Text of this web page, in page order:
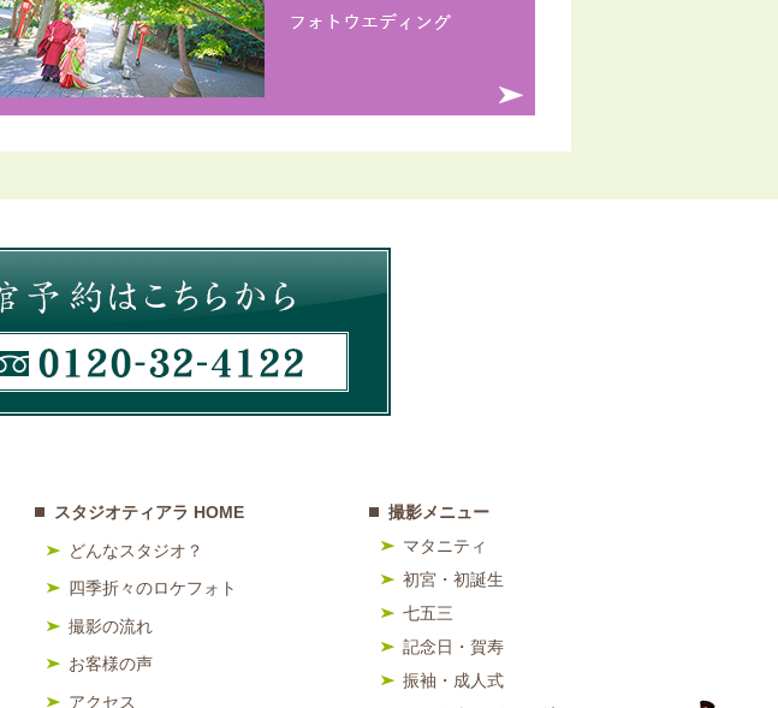
スタジオティアラ HOME
どんなスタジオ？
四季折々のロケフォト
撮影の流れ
お客様の声
アクセス
撮影メニュー
マタニティ
初宮・初誕生
七五三
記念日・賀寿
振袖・成人式